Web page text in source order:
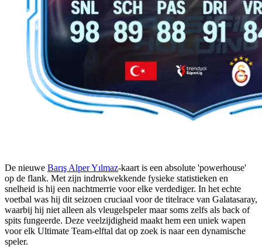
De nieuwe Barış Alper Yılmaz-kaart is een absolute 'powerhouse'
op de flank. Met zijn indrukwekkende fysieke statistieken en
snelheid is hij een nachtmerrie voor elke verdediger. In het echte
voetbal was hij dit seizoen cruciaal voor de titelrace van Galatasaray,
waarbij hij niet alleen als vleugelspeler maar soms zelfs als back of
spits fungeerde. Deze veelzijdigheid maakt hem een uniek wapen
voor elk Ultimate Team-elftal dat op zoek is naar een dynamische
speler.